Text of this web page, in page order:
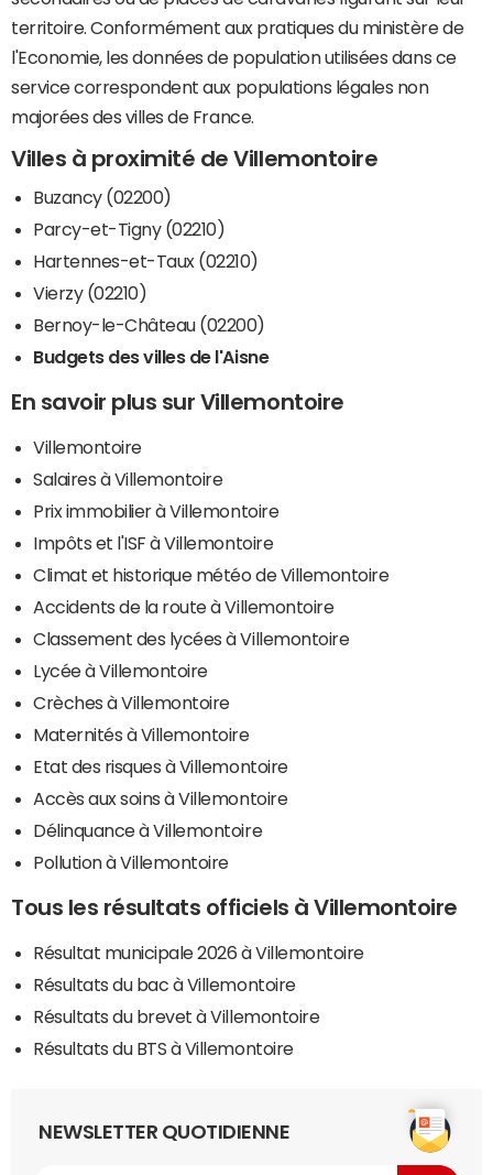
territoire. Conformément aux pratiques du ministère de
l'Economie, les données de population utilisées dans ce
service correspondent aux populations légales non
majorées des villes de France.
Villes à proximité de Villemontoire
Buzancy (02200)
Parcy-et-Tigny (02210)
Hartennes-et-Taux (02210)
Vierzy (02210)
Bernoy-le-Château (02200)
Budgets des villes de l'Aisne
En savoir plus sur Villemontoire
Villemontoire
Salaires à Villemontoire
Prix immobilier à Villemontoire
Impôts et l'ISF à Villemontoire
Climat et historique météo de Villemontoire
Accidents de la route à Villemontoire
Classement des lycées à Villemontoire
Lycée à Villemontoire
Crèches à Villemontoire
Maternités à Villemontoire
Etat des risques à Villemontoire
Accès aux soins à Villemontoire
Délinquance à Villemontoire
Pollution à Villemontoire
Tous les résultats officiels à Villemontoire
Résultat municipale 2026 à Villemontoire
Résultats du bac à Villemontoire
Résultats du brevet à Villemontoire
Résultats du BTS à Villemontoire
NEWSLETTER QUOTIDIENNE